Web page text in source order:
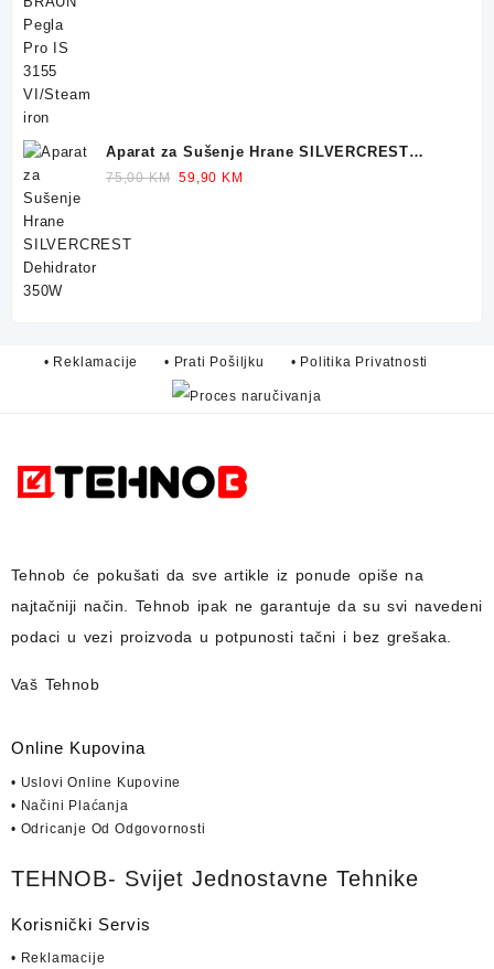
Aparat za Sušenje Hrane SILVERCREST
Dehidrator 350W
75,00KM Original
59,90 KM
• Reklamacije • Prati Pošiljku • Politika Privatnosti
Tehnob će pokušati da sve artikle iz ponude opiše na
najtačniji način. Tehnob ipak ne garantuje da su svi navedeni
podaci u vezi proizvoda u potpunosti tačni i bez grešaka.
Vaš Tehnob
Online Kupovina
• Uslovi Online Kupovine
• Načini Plaćanja
• Odricanje Od Odgovornosti
TEHNOB- Svijet Jednostavne Tehnike
Korisnički Servis
• Reklamacije